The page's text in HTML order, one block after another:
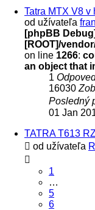
Tatra MTX V8
od užívateľa
[phpBB
[ROOT]/
on line 1266:
an object that
1
16030
Posledný
01 Jan
TATRA T613
od užívateľa
1
…
5
6